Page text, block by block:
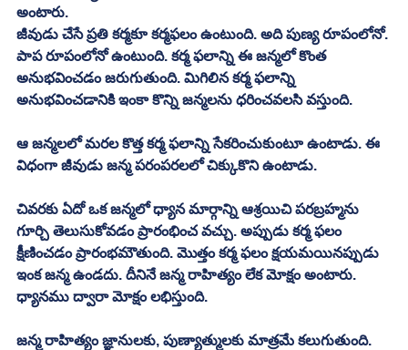
అంటారు.
జీవుడు చేసే ప్రతి కర్మకూ కర్మఫలం ఉంటుంది. అది పుణ్య రూపంలోనో.
పాప రూపంలోనో ఉంటుంది. కర్మ ఫలాన్ని ఈ జన్మలో కొంత
అనుభవించడం జరుగుతుంది. మిగిలిన కర్మ ఫలాన్ని
అనుభవించడానికి ఇంకా కొన్ని జన్మలను ధరించవలసి వస్తుంది.
ఆ జన్మలలో మరల కొత్త కర్మ ఫలాన్ని సేకరించుకుంటూ ఉంటాడు. ఈ
విధంగా జీవుడు జన్మ పరంపరలలో చిక్కుకొని ఉంటాడు.
చివరకు ఏదో ఒక జన్మలో ధ్యాన మార్గాన్ని ఆశ్రయిచి పరబ్రహ్మను
గూర్చి తెలుసుకోవడం ప్రారంభించ వచ్చు. అప్పుడు కర్మ ఫలం
క్షీణించడం ప్రారంభమౌతుంది. మొత్తం కర్మ ఫలం క్షయమయినప్పుడు
ఇంక జన్మ ఉండదు. దీనినే జన్మ రాహిత్యం లేక మోక్షం అంటారు.
ధ్యానము ద్వారా మోక్షం లభిస్తుంది.
జన్మ రాహిత్యం జ్ఞానులకు, పుణ్యాత్ములకు మాత్రమే కలుగుతుంది.